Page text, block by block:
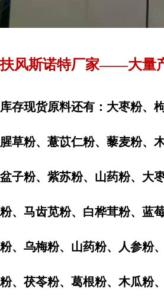
扶风斯诺特厂家——大量
库存现货原料还有：大枣粉、
腥草粉、薏苡仁粉、藜麦粉、
盆子粉、紫苏粉、山药粉、大
粉、马齿苋粉、白桦茸粉、蓝
粉、乌梅粉、山药粉、人参粉
粉、茯苓粉、葛根粉、木瓜粉